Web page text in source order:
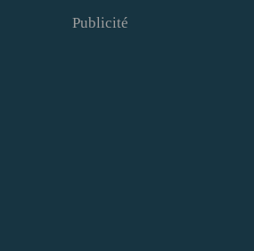
Publicité